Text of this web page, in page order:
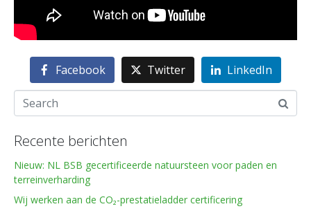
Facebook Twitter LinkedIn
Recente berichten
Nieuw: NL BSB gecertificeerde natuursteen voor paden en
terreinverharding
Wij werken aan de CO₂-prestatieladder certificering